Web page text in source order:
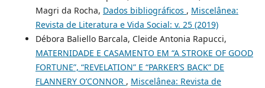
Magri da Rocha, Dados bibliográficos , Miscelânea:
Revista de Literatura e Vida Social: v. 25 (2019)
Débora Baliello Barcala, Cleide Antonia Rapucci,
MATERNIDADE E CASAMENTO EM “A STROKE OF GOOD
FORTUNE”, “REVELATION” E “PARKER’S BACK” DE
FLANNERY O’CONNOR , Miscelânea: Revista de